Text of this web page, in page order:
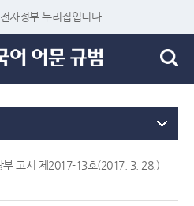
자정부 누리집입니다.
고시 제2017-13호(2017. 3. 28.)